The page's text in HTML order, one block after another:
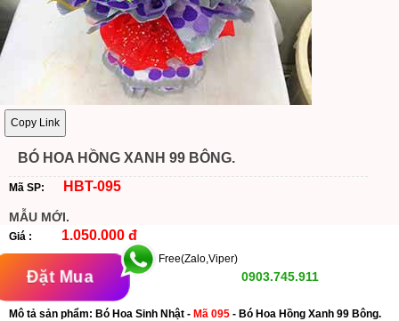
Copy Link
BÓ HOA HỒNG XANH 99 BÔNG.
Mã SP: HBT-095
MẪU MỚI.
Giá : 1.050.000 đ
Đặt Mua
Free(Zalo,Viper)
0903.745.911
Mô tả sản phẩm: Bó Hoa Sinh Nhật - Mã 095 - Bó Hoa Hồng Xanh 99 Bông.